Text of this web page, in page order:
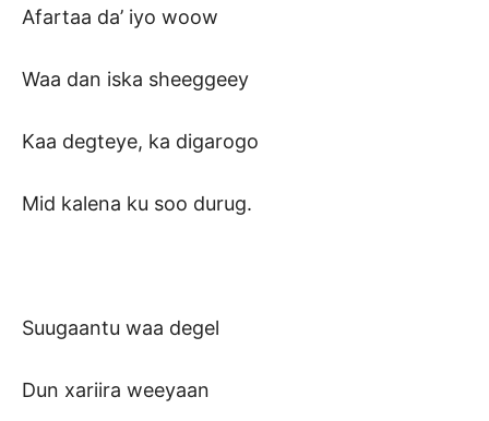
Afartaa da’ iyo woow
Waa dan iska sheeggeey
Kaa degteye, ka digarogo
Mid kalena ku soo durug.
Suugaantu waa degel
Dun xariira weeyaan